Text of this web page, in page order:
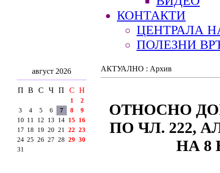
КОНТАКТИ
ЦЕНТРАЛА
ПОЛЕЗНИ
август 2026
П В С Ч П С Н
1
2
3
4 5 6 7 8
9
10 11 12 13 14 15 16
17 18 19 20 21 22 23
24 25 26 27 28 29 30
31
АКТУАЛНО : Архив
ОТНОСНО
ПО ЧЛ. 222,
НА 8